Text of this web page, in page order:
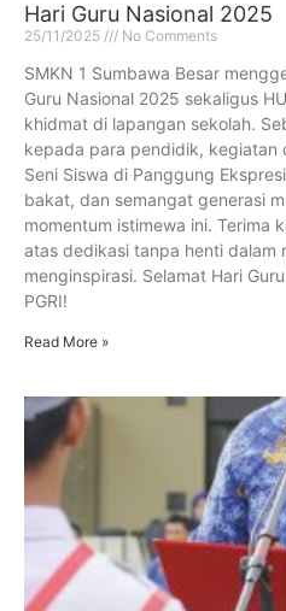
Hari Guru Nasional 2025
25/11/2025 No Comments
SMKN 1 Sumbawa Besar
Guru Nasional 2025 sekaligus
khidmat di lapangan sekolah.
kepada para pendidik, kegiatan
Seni Siswa di Panggung
bakat, dan semangat generasi
momentum istimewa ini. Terima
atas dedikasi tanpa henti dalam
menginspirasi. Selamat Hari
PGRI!
Read More »